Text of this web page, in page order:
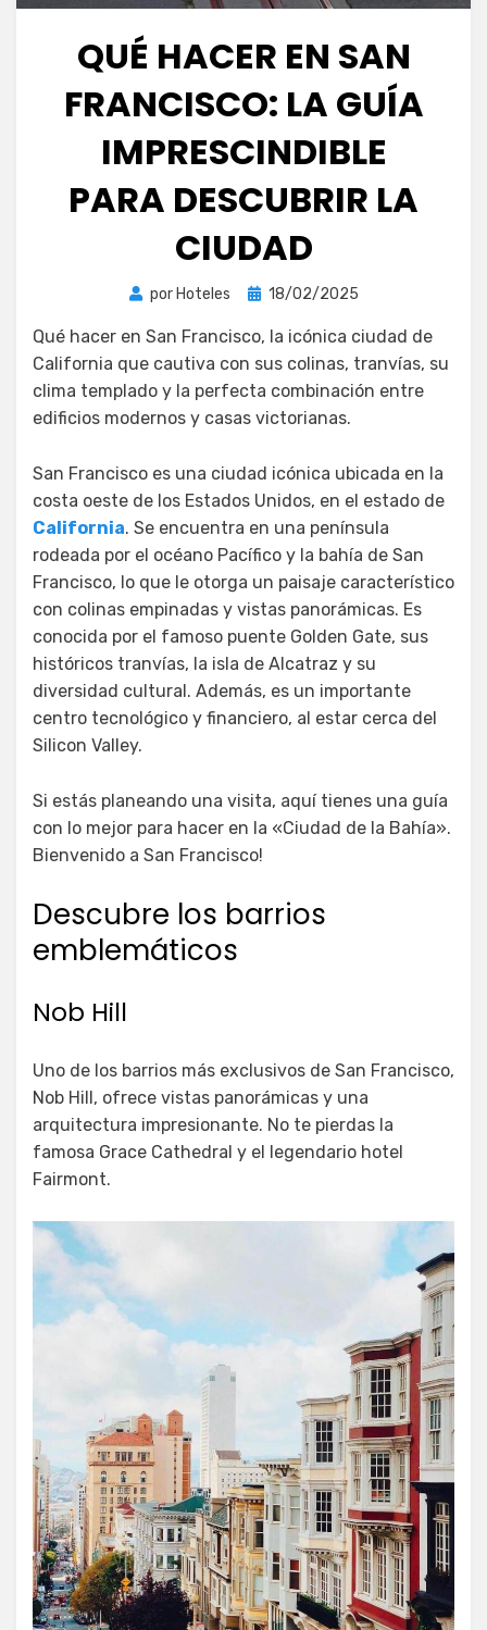
QUÉ HACER EN SAN
FRANCISCO: LA GUÍA
IMPRESCINDIBLE
PARA DESCUBRIR LA
CIUDAD
por Hoteles
Publicada
18/02/2025
Qué hacer en San Francisco, la icónica ciudad de
California que cautiva con sus colinas, tranvías, su
clima templado y la perfecta combinación entre
edificios modernos y casas victorianas.
San Francisco es una ciudad icónica ubicada en la
costa oeste de los Estados Unidos, en el estado de
California. Se encuentra en una península
rodeada por el océano Pacífico y la bahía de San
Francisco, lo que le otorga un paisaje característico
con colinas empinadas y vistas panorámicas. Es
conocida por el famoso puente Golden Gate, sus
históricos tranvías, la isla de Alcatraz y su
diversidad cultural. Además, es un importante
centro tecnológico y financiero, al estar cerca del
Silicon Valley.
Si estás planeando una visita, aquí tienes una guía
con lo mejor para hacer en la «Ciudad de la Bahía».
Bienvenido a San Francisco!
Descubre los barrios
emblemáticos
Nob Hill
Uno de los barrios más exclusivos de San Francisco,
Nob Hill, ofrece vistas panorámicas y una
arquitectura impresionante. No te pierdas la
famosa Grace Cathedral y el legendario hotel
Fairmont.